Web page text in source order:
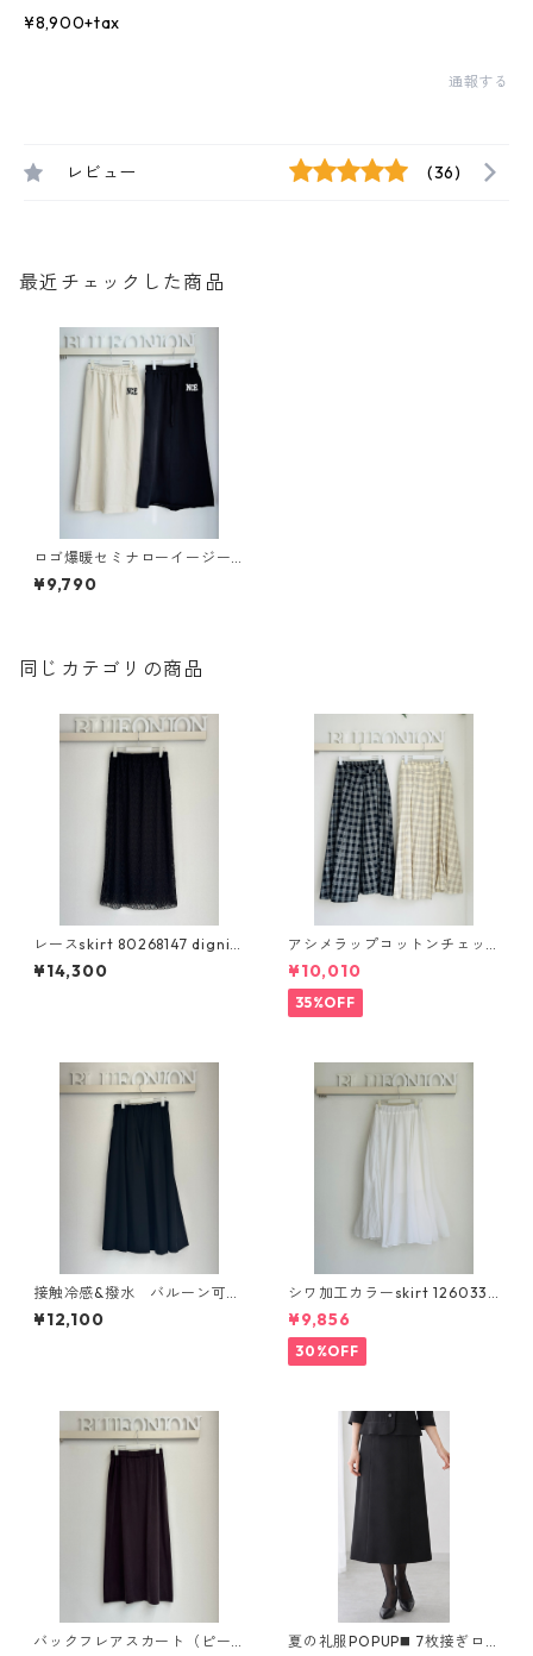
¥8,900+tax
通報する
レビュー (36)
最近チェックした商品
ロゴ爆暖セミナローイージー
スカート （set up対応） 55
¥9,790
同じカテゴリの商品
レースskirt 80268147 dignit
ecollier 005-2604
¥14,300
アシメラップコットンチェッ
クskirt 612- 86557 cloche
¥10,010
35%OFF
接触冷感&撥水 バルーン可変
ナイロンPU スカート（set up
対応） 652 - 86525 Dignité c
¥12,100
シワ加工カラーskirt 1260330
sevendays
¥9,856
30%OFF
バックフレアスカート（ピー
夏の礼服POPUP◼️ 7枚接ぎロ